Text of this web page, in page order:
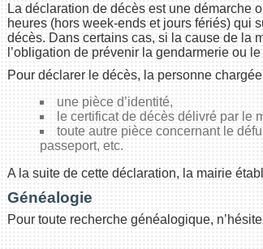
La déclaration de décès est une démarche
heures (hors week-ends et jours fériés) qui
décès. Dans certains cas, si la cause de la
l’obligation de prévenir la gendarmerie ou
Pour déclarer le décès, la personne
une pièce d’identité,
le certificat de décès délivré par le
toute autre pièce concernant le
passeport, etc.
A la suite de cette déclaration, la mairie
Généalogie
Pour toute recherche généalogique,